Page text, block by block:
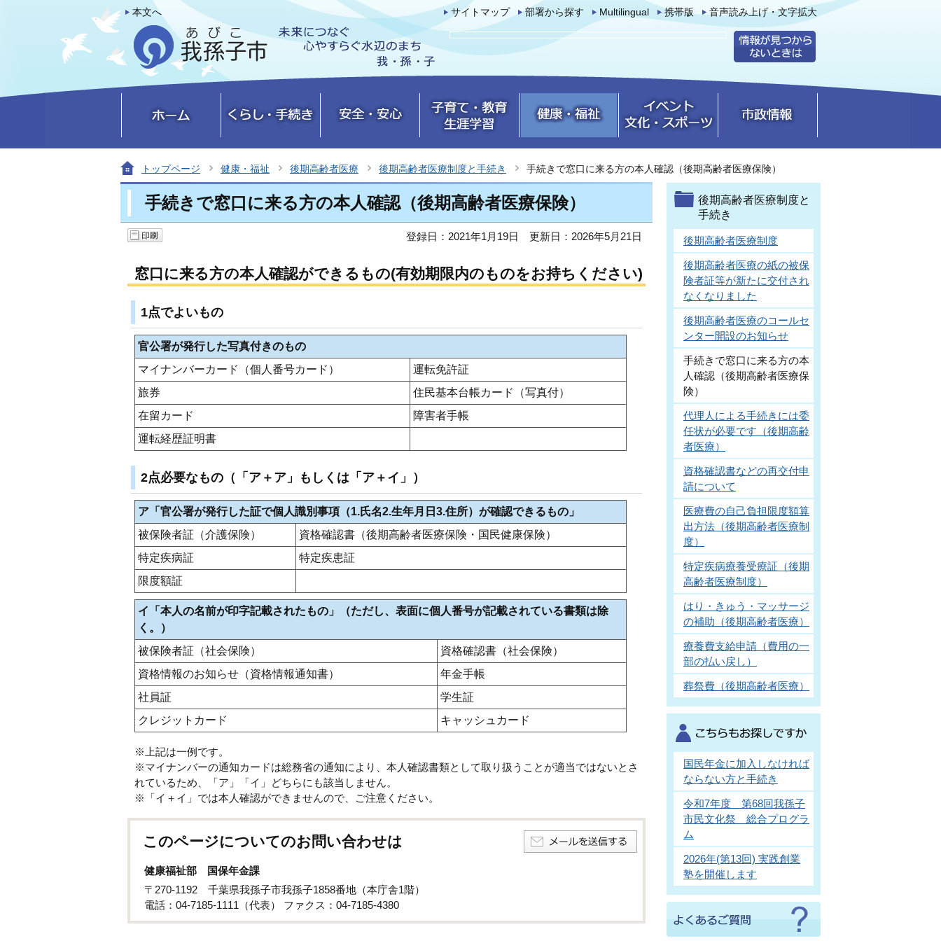
本文へ サイトマップ 部署から探す Multilingual 携帯版 音声読み上げ・文字拡大
トップページ 健康・福祉 後期高齢者医療 後期高齢者医療制度と手続き 手続きで窓口に来る方の本人確認（後期高齢者医療保険）
手続きで窓口に来る方の本人確認（後期高齢者医療保険）
登録日：2021年1月19日 更新日：2026年5月21日
窓口に来る方の本人確認ができるもの(有効期限内のものをお持ちください)
1点でよいもの
官公署が発行した写真付きのもの
マイナンバーカード（個人番号カード）
運転免許証
旅券
住民基本台帳カード（写真付）
在留カード
障害者手帳
運転経歴証明書
2点必要なもの（「ア＋ア」もしくは「ア＋イ」）
ア「官公署が発行した証で個人識別事項（1.氏名2.生年月日3.住所）が確認できるもの」
被保険者証（介護保険）
資格確認書（後期高齢者医療保険・国民健康保険）
特定疾病証
特定疾患証
限度額証
イ「本人の名前が印字記載されたもの」（ただし、表面に個人番号が記載されている書類は除
く。）
被保険者証（社会保険）
資格確認書（社会保険）
資格情報のお知らせ（資格情報通知書）
年金手帳
社員証
学生証
クレジットカード
キャッシュカード
※上記は一例です。
※マイナンバーの通知カードは総務省の通知により、本人確認書類として取り扱うことが適当ではないとさ
れているため、「ア」「イ」どちらにも該当しません。
※「イ＋イ」では本人確認ができませんので、ご注意ください。
このページについてのお問い合わせは
健康福祉部 国保年金課
〒270-1192 千葉県我孫子市我孫子1858番地（本庁舎1階）
電話：04-7185-1111（代表） ファクス：04-7185-4380
後期高齢者医療制度と
手続き
後期高齢者医療制度
後期高齢者医療の紙の被保
険者証等が新たに交付され
なくなりました
後期高齢者医療のコールセ
ンター開設のお知らせ
手続きで窓口に来る方の本
人確認（後期高齢者医療保
険）
代理人による手続きには委
任状が必要です（後期高齢
者医療）
資格確認書などの再交付申
請について
医療費の自己負担限度額算
出方法（後期高齢者医療制
度）
特定疾病療養受療証（後期
高齢者医療制度）
はり・きゅう・マッサージ
の補助（後期高齢者医療）
療養費支給申請（費用の一
部の払い戻し）
葬祭費（後期高齢者医療）
国民年金に加入しなければ
ならない方と手続き
令和7年度 第68回我孫子
市民文化祭 総合プログラ
ム
2026年(第13回) 実践創業
塾を開催します